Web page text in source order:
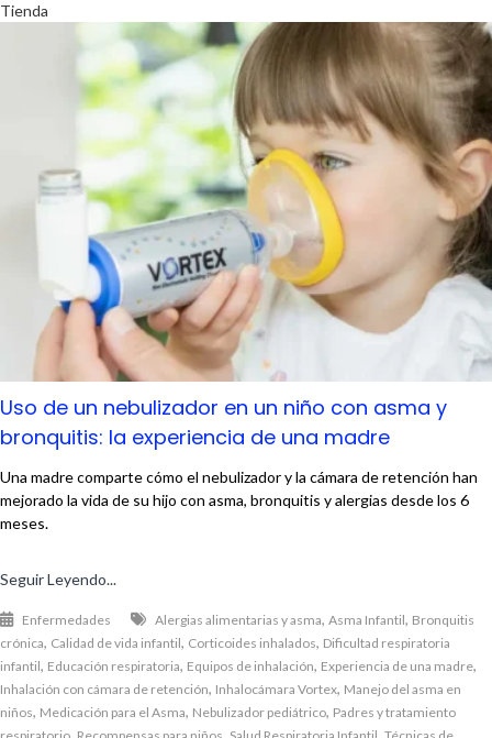
Tienda
Uso de un nebulizador en un niño con asma y
bronquitis: la experiencia de una madre
Una madre comparte cómo el nebulizador y la cámara de retención han
mejorado la vida de su hijo con asma, bronquitis y alergias desde los 6
meses.
Seguir Leyendo...
Enfermedades Alergias alimentarias y asma, Asma Infantil, Bronquitis
crónica, Calidad de vida infantil, Corticoides inhalados, Dificultad respiratoria
infantil, Educación respiratoria, Equipos de inhalación, Experiencia de una madre,
Inhalación con cámara de retención, Inhalocámara Vortex, Manejo del asma en
niños, Medicación para el Asma, Nebulizador pediátrico, Padres y tratamiento